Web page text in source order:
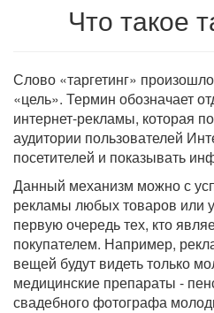
Что такое
Слово «таргетинг»
«цель». Термин обозначает
интернет-рекламы, которая
аудитории пользователей
посетителей и показывать
Данный механизм можно с
рекламы любых товаров или
первую очередь тех, кто
покупателем. Например,
вещей будут видеть только
медицинские препараты -
свадебного фотографа